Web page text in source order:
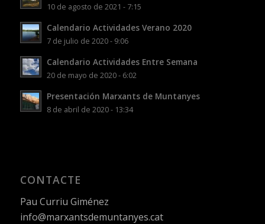
10 de agosto de 2021 - 7:15
Calendario Actividades Verano 2020
7 de julio de 2020 - 9:06
Calendario Actividades Entre Semana
20 de mayo de 2020 - 6:02
Presentación Marxants de Muntanyes
8 de abril de 2020 - 13:34
CONTACTE
Pau Curriu Giménez
info@marxantsdemuntanyes.cat